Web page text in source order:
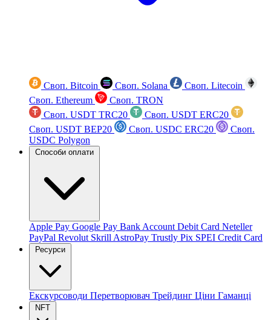
Своп. Bitcoin Своп. Solana
Своп. Litecoin
Своп. Ethereum
Своп. TRON
Своп. USDT TRC20
Своп. USDT ERC20
Своп. USDT BEP20
Своп. USDC ERC20
Своп.
USDC Polygon
Способи оплати
Apple Pay Google Pay Bank Account Debit Card Neteller
PayPal Revolut Skrill AstroPay Trustly Pix SPEI Credit Card
Ресурси
Екскурсоводи Перетворювач Трейдинг Ціни Гаманці
NFT